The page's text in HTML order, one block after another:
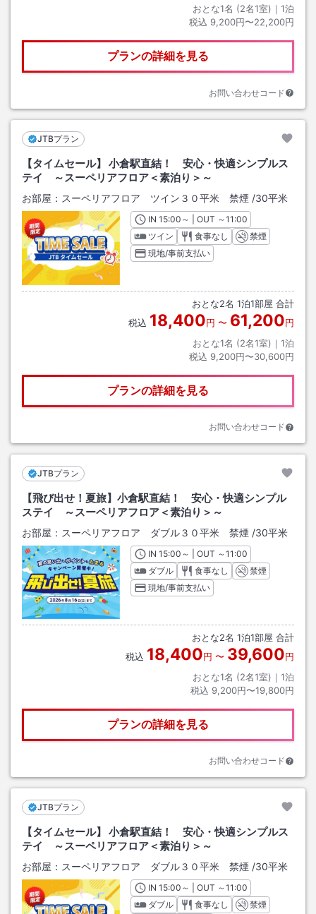
おとな1名 (2名1室)｜ 1泊
税込 9,200円〜22,200円
プランの詳細を見る
お問い合わせコード
JTBプラン
【タイムセール】 小倉駅直結！ 安心・快適シンプルス
テイ ～スーペリアフロア＜素泊り＞～
お部屋： スーペリアフロア ツイン３０平米 禁煙 /30平米
INチェックイン
15:00 ～ | OUT チェックアウト
～11:00
ツイン
食事なし
禁煙
現地/事前支払い
おとな2名 1泊1部屋 合計
税込 18,400円 〜 61,200円
おとな1名 (2名1室)｜ 1泊
税込 9,200円〜30,600円
プランの詳細を見る
お問い合わせコード
JTBプラン
【飛び出せ！夏旅】小倉駅直結！ 安心・快適シンプル
ステイ ～スーペリアフロア＜素泊り＞～
お部屋： スーペリアフロア ダブル３０平米 禁煙 /30平米
INチェックイン
15:00 ～ | OUT チェックアウト
～11:00
ダブル
食事なし
禁煙
現地/事前支払い
おとな2名 1泊1部屋 合計
税込 18,400円 〜 39,600円
おとな1名 (2名1室)｜ 1泊
税込 9,200円〜19,800円
プランの詳細を見る
お問い合わせコード
JTBプラン
【タイムセール】 小倉駅直結！ 安心・快適シンプルス
テイ ～スーペリアフロア＜素泊り＞～
お部屋： スーペリアフロア ダブル３０平米 禁煙 /30平米
INチェックイン
15:00 ～ | OUT チェックアウト
～11:00
ダブル
食事なし
禁煙